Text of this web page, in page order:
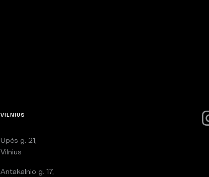
VILNIUS
Upės g. 21,
Vilnius
Antakalnio g. 17,